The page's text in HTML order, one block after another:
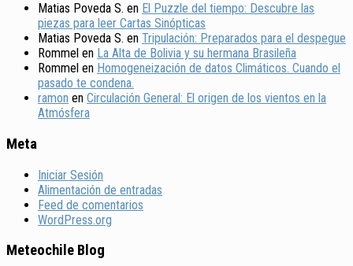
Matias Poveda S. en El Puzzle del tiempo: Descubre las
piezas para leer Cartas Sinópticas
Matias Poveda S. en Tripulación: Preparados para el despegue
Rommel en La Alta de Bolivia y su hermana Brasileña
Rommel en Homogeneización de datos Climáticos. Cuando el
pasado te condena.
ramon en Circulación General: El origen de los vientos en la
Atmósfera
Meta
Iniciar Sesión
Alimentación de entradas
Feed de comentarios
WordPress.org
Meteochile Blog